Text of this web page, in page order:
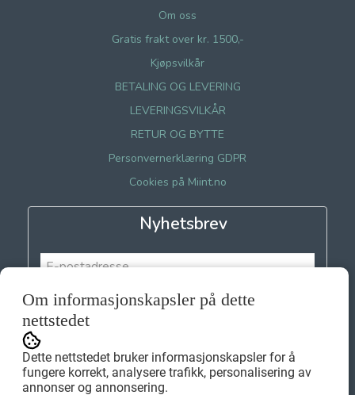
Om oss
Gratis frakt over kr. 1500,-
Kjøpsvilkår
BETALING OG LEVERING
LEVERINGSVILKÅR
RETUR OG BYTTE
Personvernerklæring GDPR
Cookies på Miint.no
Nyhetsbrev
Om informasjonskapsler på dette
nettstedet
Dette nettstedet bruker informasjonskapsler for å
fungere korrekt, analysere trafikk, personalisering av
annonser og annonsering.